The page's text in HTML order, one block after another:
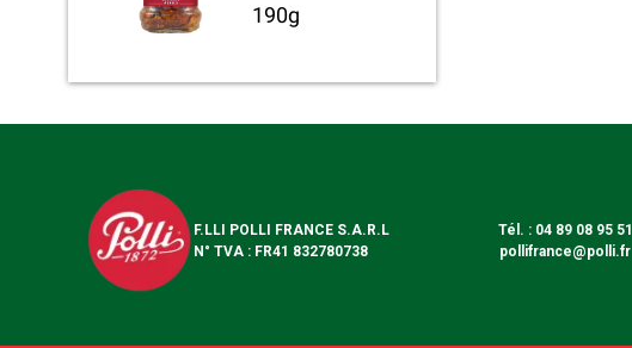
190g
F.LLI POLLI FRANCE S.A.R.L
N° TVA : FR41 832780738
Tél. : 04 89 08 95 51
pollifrance@polli.fr